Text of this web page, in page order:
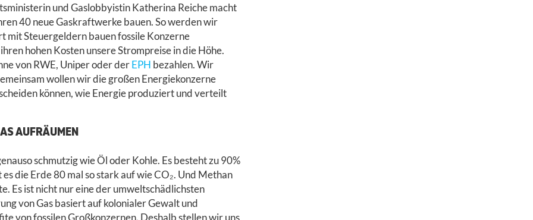
und Gaslobbyistin Katherina Reiche macht
40 neue Gaskraftwerke bauen. So werden wir
mit Steuergeldern bauen fossile Konzerne
hohen Kosten unsere Strompreise in die Höhe.
von RWE, Uniper oder derEPH bezahlen. Wir
wollen wir die großen Energiekonzerne
können, wie Energie produziert und verteilt
AUFRÄUMEN
schmutzig wie Öl oder Kohle. Es besteht zu 90%
die Erde 80 mal so stark auf wie CO₂. Und Methan
Es ist nicht nur eine der umweltschädlichsten
von Gas basiert auf kolonialer Gewalt und
von fossilen Großkonzernen. Deshalb stellen wir uns